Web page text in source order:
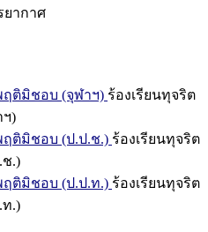
ยากาศ
ฤติมิชอบ (จุฬาฯ) ร้องเรียนทุจริต
)
ฤติมิชอบ (ป.ป.ช.) ร้องเรียนทุจริต
.)
ฤติมิชอบ (ป.ป.ท.) ร้องเรียนทุจริต
.)